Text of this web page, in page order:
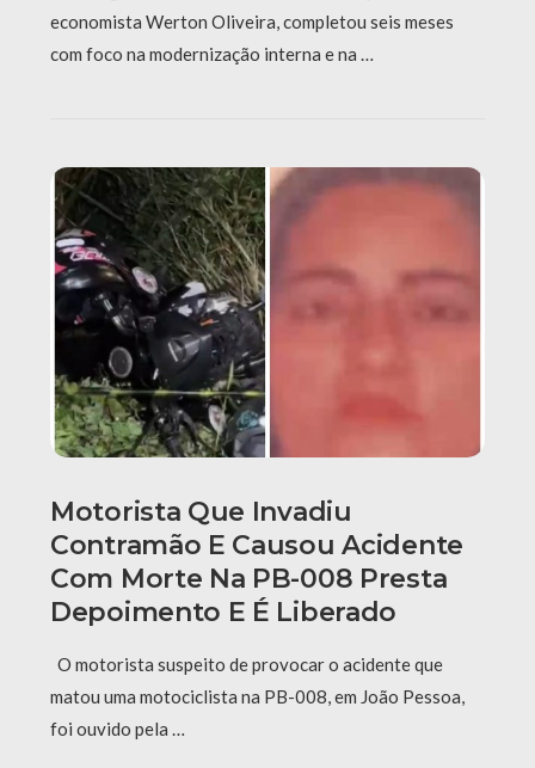
economista Werton Oliveira, completou seis meses
com foco na modernização interna e na …
Motorista Que Invadiu
Contramão E Causou Acidente
Com Morte Na PB-008 Presta
Depoimento E É Liberado
O motorista suspeito de provocar o acidente que
matou uma motociclista na PB-008, em João Pessoa,
foi ouvido pela …